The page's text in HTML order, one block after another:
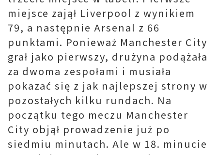
miejsce zajął Liverpool z wynikiem
79, a następnie Arsenal z 66
punktami. Ponieważ Manchester City
grał jako pierwszy, drużyna podążała
za dwoma zespołami i musiała
pokazać się z jak najlepszej strony w
pozostałych kilku rundach. Na
początku tego meczu Manchester
City objął prowadzenie już po
siedmiu minutach. Ale w 18. minucie